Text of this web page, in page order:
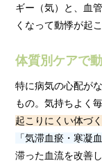
ギー（気）と、血
くなって動悸が起
体質別ケアで
特に病気の心配が
もの。気持ちよく
起こりにくい体づ
「気滞血瘀・寒凝
滞った血流を改善